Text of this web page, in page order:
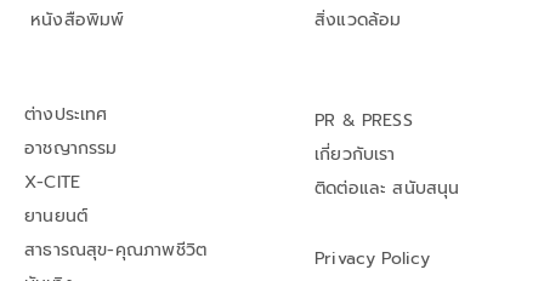
หนังสือพิมพ์
สิ่งแวดล้อม
ต่างประเทศ
อาชญากรรม
X-CITE
ยานยนต์
สาธารณสุข-คุณภาพชีวิต
PR & PRESS
เกี่ยวกับเรา
ติดต่อและ สนับสนุน
Privacy Policy